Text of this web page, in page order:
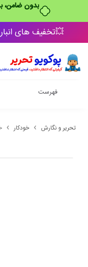
بدون ضامن،
💥تخفیف های
فهرست
تحریر و نگارش خودکار